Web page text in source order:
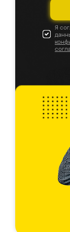
Я